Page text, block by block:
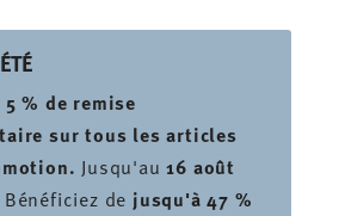
% de remise
sur tous les articles
Jusqu'au16 août
de jusqu'à 47 %